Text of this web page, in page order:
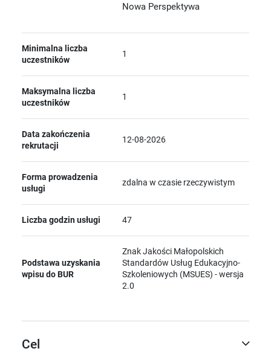
Nowa Perspektywa
Minimalna liczba
uczestników
1
Maksymalna liczba
uczestników
1
Data zakończenia
rekrutacji
12-08-2026
Forma prowadzenia
usługi
zdalna w czasie rzeczywistym
Liczba godzin usługi 47
Podstawa uzyskania
wpisu do BUR
Znak Jakości Małopolskich
Standardów Usług Edukacyjno-
Szkoleniowych (MSUES) - wersja
2.0
Cel